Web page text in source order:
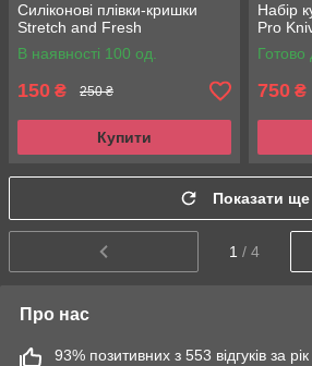
Силіконові плівки-кришки
Stretch and Fresh
В наявності 100 од.
150 ₴ 250 ₴
Купити
Набір
Pro
Готово
750 ₴
Показати ще
1 / 4
Про нас
93% позитивних з 553 відгуків за рік